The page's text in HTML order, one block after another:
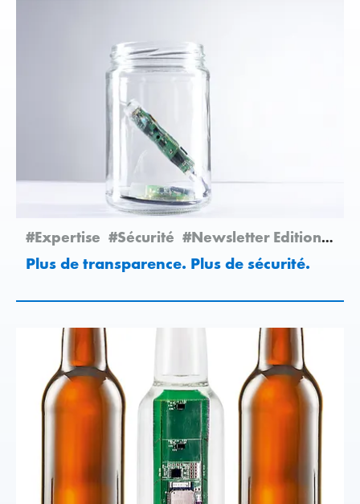
#Expertise #Sécurité #Newsletter Edition 2/2025
Plus de transparence. Plus de sécurité.